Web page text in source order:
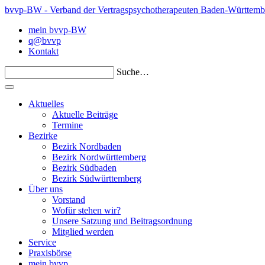
bvvp-BW - Verband der Vertragspsychotherapeuten Baden-
mein bvvp-BW
q@bvvp
Kontakt
Suche…
Aktuelles
Aktuelle Beiträge
Termine
Bezirke
Bezirk Nordbaden
Bezirk Nordwürttemberg
Bezirk Südbaden
Bezirk Südwürttemberg
Über uns
Vorstand
Wofür stehen wir?
Unsere Satzung und Beitragsordnung
Mitglied werden
Service
Praxisbörse